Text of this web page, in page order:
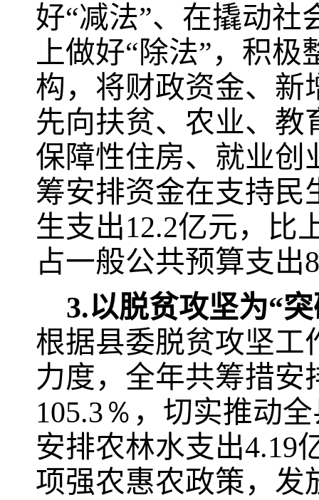
好“减法”、在撬动社
上做好“除法”，积
构，将财政资金、新
先向扶贫、农业、教
保障性住房、就业创
筹安排资金在支持民
生支出12.2亿元，比
占一般公共预算支出
3.以脱贫攻坚为“
根据县委脱贫攻坚工
力度，全年共筹措安
105.3％ ，切实推动
安排农林水支出4.19
项强农惠农政策，发